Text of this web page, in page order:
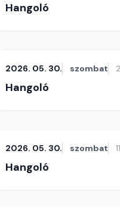
Hangoló
2026. 05. 30. szombat
Hangoló
2026. 05. 30. szombat
Hangoló